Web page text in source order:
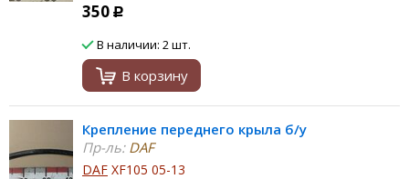
350 Р
В наличии: 2 шт.
В корзину
Крепление переднего крыла б/у
Пр-ль:DAF
DAF XF105 05-13